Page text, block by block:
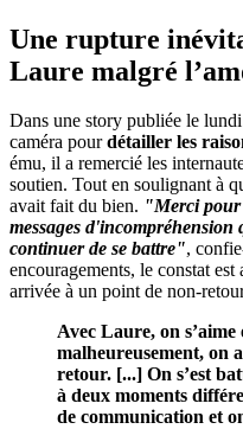
Une rupture
Laure malgré
Dans une story publiée le
caméra pourdétailler les
ému, il a remercié les
soutien. Tout en soulignant à
avait fait du bien. "Merci pour
messages
continuer de se battre",
encouragements, le constat
arrivée à un point de non-
Avec Laure, on
malheureusement, on
retour. [...] On s’est
à deux moments
de communication et